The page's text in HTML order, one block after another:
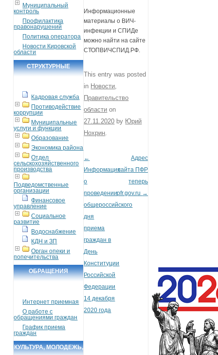
Муниципальный
контроль
Профилактика
правонарушений
Политика оператора
Новости Кировской
области
СТРУКТУРНЫЕ
Кадровая служба
Противодействие
коррупции
Муниципальные
услуги и функции
Образование
Экономика района
Отдел
сельскохозяйственного
производства
Подведомственные
организации
Финансовое
управление
Социальное
развитие
Водоснабжение
КДН и ЗП
Орган опеки и
попечительства
ОБРАЩЕНИЯ
Интернет приемная
О работе с
обращениями граждан
График приема
граждан
КУЛЬТУРА, МОЛОДЕЖЬ,
Информационные
материалы о ВИЧ-
инфекции и СПИДе
можно найти на сайте
СТОПВИЧСПИД.РФ.
This entry was posted
in Новости
Правительство
области on
27.11.2020 by Юрий
Нохрин
Post navigation
←
Информация
о
проведении
общероссийского
дня
приема
граждан в
День
Конституции
Российской
Федерации
14 декабря
2020 года
Адрес
сайта ПФР
теперь
pfr.gov.ru →